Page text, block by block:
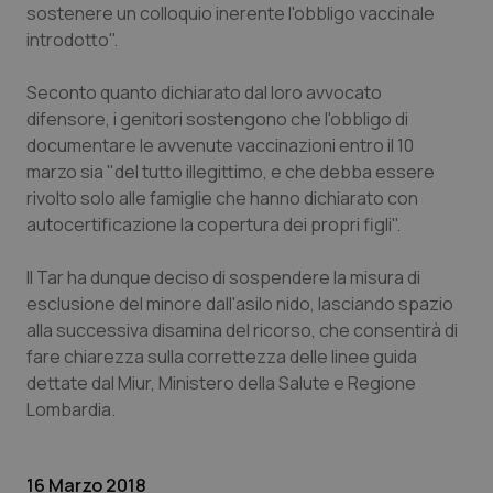
Piemonte
Provincia Autonoma di Bolzano
Provincia Autonoma di Trento
Puglia
Sardegna
Sicilia
Toscana
HIV
Infezioni & Febbre
Ipertensione & Scompenso
Malattie rare
Malattia di Crohn & Rettocolite Ulcerosa
Neuroscienze & patologie neurodegenerative
Obesità
sostenere un colloquio inerente l'obbligo vaccinale
introdotto".
Seconto quanto dichiarato dal loro avvocato
difensore, i genitori sostengono che l'obbligo di
documentare le avvenute vaccinazioni entro il 10
marzo sia "del tutto illegittimo, e che debba essere
rivolto solo alle famiglie che hanno dichiarato con
autocertificazione la copertura dei propri figli".
Il Tar ha dunque deciso di sospendere la misura di
esclusione del minore dall'asilo nido, lasciando spazio
alla successiva disamina del ricorso, che consentirà di
fare chiarezza sulla correttezza delle linee guida
dettate dal Miur, Ministero della Salute e Regione
Lombardia.
16 Marzo 2018